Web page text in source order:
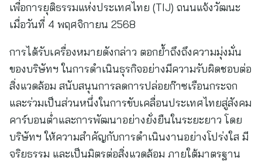
เพื่อการยุติธรรมแห่งประเทศไทย (TIJ) ถนนแจ้งวัฒนะ
เมื่อวันที่ 4 พฤศจิกายน 2568
การได้รับเครื่องหมายดังกล่าว ตอกย้ำถึงถึงความมุ่งมั่น
ของบริษัทฯ ในการดำเนินธุรกิจอย่างมีความรับผิดชอบต่อ
สิ่งแวดล้อม สนับสนุนการลดการปล่อยก๊าซเรือนกระจก
และร่วมเป็นส่วนหนึ่งในการขับเคลื่อนประเทศไทยสู่สังคม
คาร์บอนต่ำและการพัฒนาอย่างยั่งยืนในระยะยาว โดย
บริษัทฯ ให้ความสำคัญกับการดำเนินงานอย่างโปร่งใส มี
จริยธรรม และเป็นมิตรต่อสิ่งแวดล้อม ภายใต้มาตรฐาน